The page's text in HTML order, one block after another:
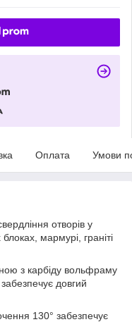
Оплата Умови
отворів у
мармурі, граніті
з карбіду вольфраму
довгий
130° забезпечує